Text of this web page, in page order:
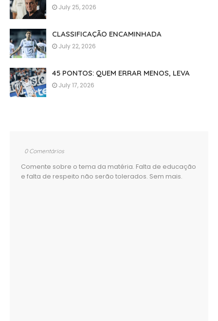
July 25, 2026
CLASSIFICAÇÃO ENCAMINHADA
July 22, 2026
45 PONTOS: QUEM ERRAR MENOS, LEVA
July 17, 2026
0 Comentários
Comente sobre o tema da matéria. Falta de educação
e falta de respeito não serão tolerados. Sem mais.